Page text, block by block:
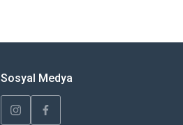
Sosyal Medya